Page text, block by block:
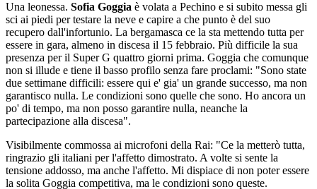
Una leonessa. Sofia Goggia è volata a Pechino e si subito messa gli
sci ai piedi per testare la neve e capire a che punto è del suo
recupero dall'infortunio. La bergamasca ce la sta mettendo tutta per
essere in gara, almeno in discesa il 15 febbraio. Più difficile la sua
presenza per il Super G quattro giorni prima. Goggia che comunque
non si illude e tiene il basso profilo senza fare proclami: "Sono state
due settimane difficili: essere qui e' gia' un grande successo, ma non
garantisco nulla. Le condizioni sono quelle che sono. Ho ancora un
po' di tempo, ma non posso garantire nulla, neanche la
partecipazione alla discesa".
Visibilmente commossa ai microfoni della Rai: "Ce la metterò tutta,
ringrazio gli italiani per l'affetto dimostrato. A volte si sente la
tensione addosso, ma anche l'affetto. Mi dispiace di non poter essere
la solita Goggia competitiva, ma le condizioni sono queste.